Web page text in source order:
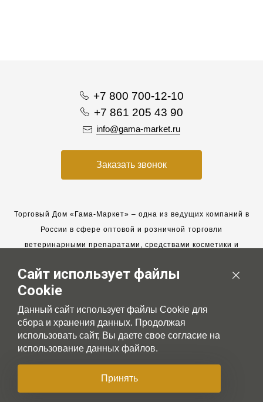
+7 800 700-12-10
+7 861 205 43 90
info@gama-market.ru
Заказать звонок
Торговый Дом «Гама-Маркет» – одна из ведущих компаний в
России в сфере оптовой и розничной торговли
ветеринарными препаратами, средствами косметики и
Мы работаем с 2005 года. Мы приглашаем к сотрудничеству
новых клиентов и всегда рассчитываем на взаимовыгодные,
долгосрочные партнерские отношения.
Сайт использует файлы
Cookie
Данный сайт использует файлы Cookie для
сбора и хранения данных. Продолжая
использовать сайт, Вы даете свое согласие на
использование данных файлов.
Принять